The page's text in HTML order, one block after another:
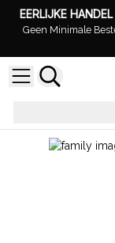
EERLIJKE
Geen Minimale